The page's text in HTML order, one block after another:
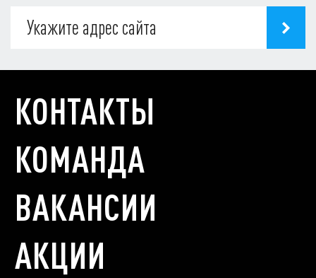
КОНТАКТЫ
КОМАНДА
ВАКАНСИИ
АКЦИИ